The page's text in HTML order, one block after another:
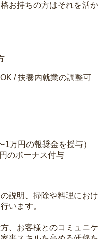
お持ちの方はそれを活か
/ 扶養内就業の調整可
1万円の報奨金を授与）
のボーナス付与
説明、掃除や料理におけ
います。
、お客様とのコミュニケ